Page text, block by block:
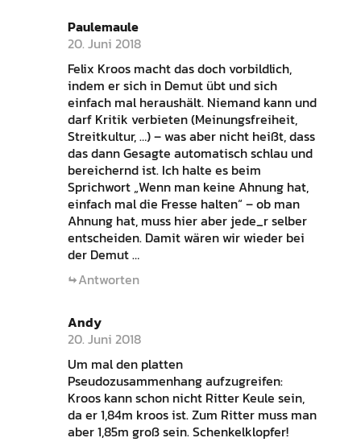
Paulemaule
20. Juni 2018
Felix Kroos macht das doch vorbildlich,
indem er sich in Demut übt und sich
einfach mal heraushält. Niemand kann und
darf Kritik verbieten (Meinungsfreiheit,
Streitkultur, …) – was aber nicht heißt, dass
das dann Gesagte automatisch schlau und
bereichernd ist. Ich halte es beim
Sprichwort „Wenn man keine Ahnung hat,
einfach mal die Fresse halten“ – ob man
Ahnung hat, muss hier aber jede_r selber
entscheiden. Damit wären wir wieder bei
der Demut …
Antworten
Andy
20. Juni 2018
Um mal den platten
Pseudozusammenhang aufzugreifen:
Kroos kann schon nicht Ritter Keule sein,
da er 1,84m kroos ist. Zum Ritter muss man
aber 1,85m groß sein. Schenkelklopfer!